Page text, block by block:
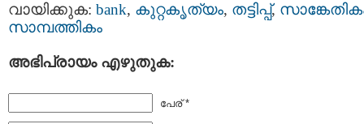
വായിക്കുക: bank, കുറ്റകൃത്യം, തട്ടിപ്പ്‌,
സാമ്പത്തികം
അഭിപ്രായം എഴുതുക:
പേര് *